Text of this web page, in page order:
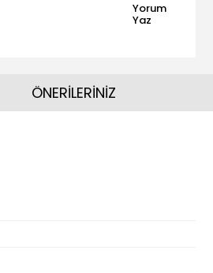
Yorum
Yaz
ÖNERİLERİNİZ